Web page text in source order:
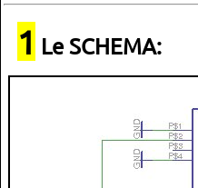
1 Le SCHEMA: